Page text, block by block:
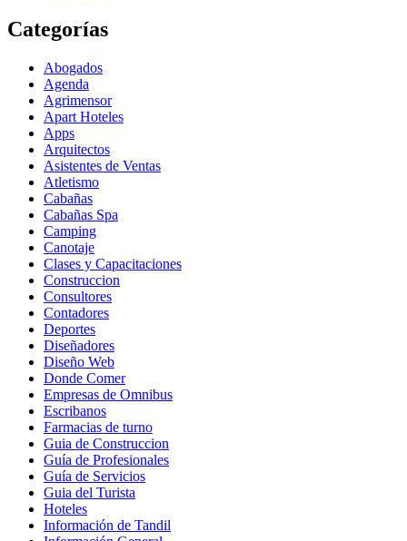
Categorías
Abogados
Agenda
Agrimensor
Apart Hoteles
Apps
Arquitectos
Asistentes de Ventas
Atletismo
Cabañas
Cabañas Spa
Camping
Canotaje
Clases y Capacitaciones
Construccion
Consultores
Contadores
Deportes
Diseñadores
Diseño Web
Donde Comer
Empresas de Omnibus
Escribanos
Farmacias de turno
Guia de Construccion
Guía de Profesionales
Guía de Servicios
Guia del Turista
Hoteles
Información de Tandil